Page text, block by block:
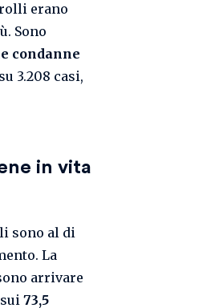
erano
Sono
condanne
3.208 casi,
in vita
sono al di
La
arrivare
73,5